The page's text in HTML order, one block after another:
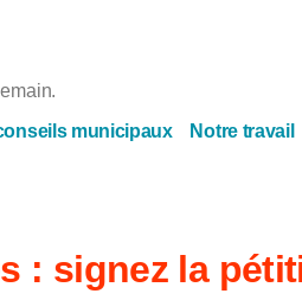
municipaux Notre travail
: signez la